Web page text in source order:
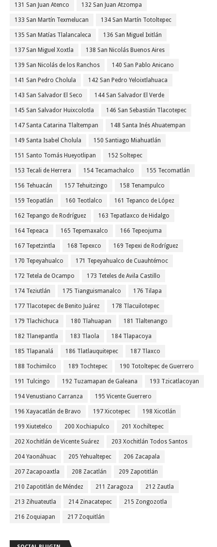
131 San Juan Atenco 132 San Juan Atzompa
133 San Martín Texmelucan 134 San Martín Totoltepec
135 San Matías Tlalancaleca 136 San Miguel Ixitlán
137 San Miguel Xoxtla 138 San Nicolás Buenos Aires
139 San Nicolás de los Ranchos 140 San Pablo Anicano
141 San Pedro Cholula 142 San Pedro Yeloixtlahuaca
143 San Salvador El Seco 144 San Salvador El Verde
145 San Salvador Huixcolotla 146 San Sebastián Tlacotepec
147 Santa Catarina Tlaltempan 148 Santa Inés Ahuatempan
149 Santa Isabel Cholula 150 Santiago Miahuatlán
151 Santo Tomás Hueyotlipan 152 Soltepec
153 Tecali de Herrera 154 Tecamachalco 155 Tecomatlán
156 Tehuacán 157 Tehuitzingo 158 Tenampulco
159 Teopatlán 160 Teotlalco 161 Tepanco de López
162 Tepango de Rodríguez 163 Tepatlaxco de Hidalgo
164 Tepeaca 165 Tepemaxalco 166 Tepeojuma
167 Tepetzintla 168 Tepexco 169 Tepexi de Rodríguez
170 Tepeyahualco 171 Tepeyahualco de Cuauhtémoc
172 Tetela de Ocampo 173 Teteles de Avila Castillo
174 Teziutlán 175 Tianguismanalco 176 Tilapa
177 Tlacotepec de Benito Juárez 178 Tlacuilotepec
179 Tlachichuca 180 Tlahuapan 181 Tlaltenango
182 Tlanepantla 183 Tlaola 184 Tlapacoya
185 Tlapanalá 186 Tlatlauquitepec 187 Tlaxco
188 Tochimilco 189 Tochtepec 190 Totoltepec de Guerrero
191 Tulcingo 192 Tuzamapan de Galeana 193 Tzicatlacoyan
194 Venustiano Carranza 195 Vicente Guerrero
196 Xayacatlán de Bravo 197 Xicotepec 198 Xicotlán
199 Xiutetelco 200 Xochiapulco 201 Xochiltepec
202 Xochitlán de Vicente Suárez 203 Xochitlán Todos Santos
204 Yaonáhuac 205 Yehualtepec 206 Zacapala
207 Zacapoaxtla 208 Zacatlán 209 Zapotitlán
210 Zapotitlán de Méndez 211 Zaragoza 212 Zautla
213 Zihuateutla 214 Zinacatepec 215 Zongozotla
216 Zoquiapan 217 Zoquitlán